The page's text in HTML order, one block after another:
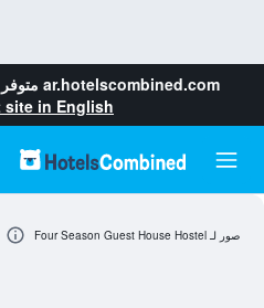
ar.hotelscombined.com متوفر
site in English
صور لـ Four Season Guest House Hostel